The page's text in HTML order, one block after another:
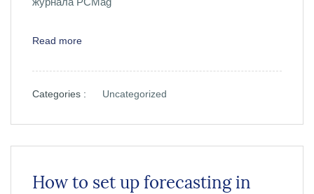
Read more
Categories : Uncategorized
How to set up forecasting in